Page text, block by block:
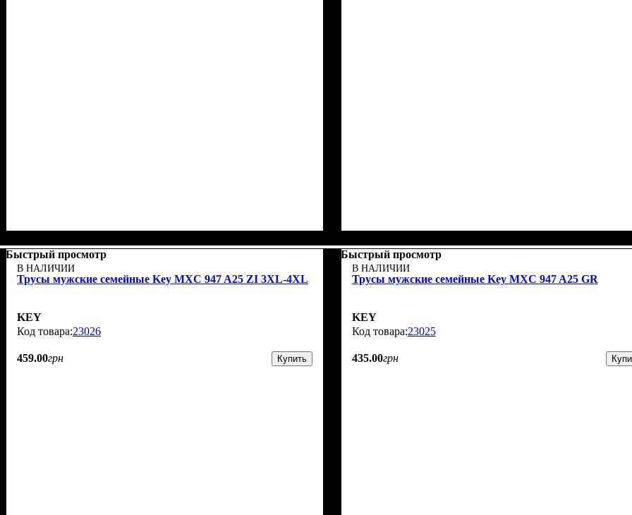
Быстрый просмотр
В НАЛИЧИИ
Трусы мужские семейные Key MXC 947 A25 ZI 3XL-4XL
KEY
23026
459.00грн Купить
Быстрый просмотр
В НАЛИЧИИ
Трусы мужские семейные Key MXC 947 A25 GR
KEY
23025
435.00грн